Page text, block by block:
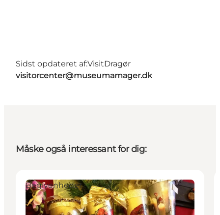
Sidst opdateret af:VisitDragør
visitorcenter@museumamager.dk
Måske også interessant for dig:
Begivenheder